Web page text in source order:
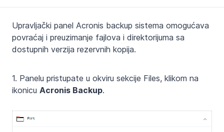
Upravljački panel Acronis backup sistema omogućava
povraćaj i preuzimanje fajlova i direktorijuma sa
dostupnih verzija rezervnih kopija.
1. Panelu pristupate u okviru sekcije Files, klikom na
ikonicu Acronis Backup.